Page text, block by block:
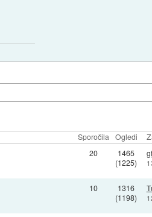
Sporočila Ogledi
20
1465
(1225)
10
1316
(1198)